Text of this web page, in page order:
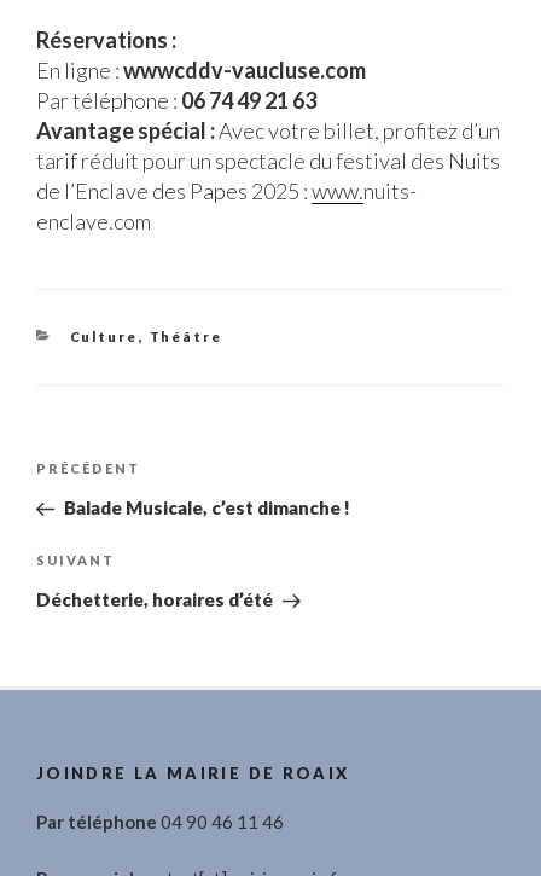
Réservations :
En ligne :wwwcddv-vaucluse.com
Par téléphone : 06 74 49 21 63
Avantage spécial :Avec votre billet, profitez d’un
tarif réduit pour un spectacle du festival des Nuits
de l’Enclave des Papes 2025 :www.nuits-
enclave.com
Catégories
Culture , Théâtre
Navigation
l’article
Article
précédent
PRÉCÉDENT
Balade Musicale, c’est dimanche !
Article
suivant
SUIVANT
Déchetterie, horaires d’été
JOINDRE LA MAIRIE DE ROAIX
Par téléphone 04 90 46 11 46